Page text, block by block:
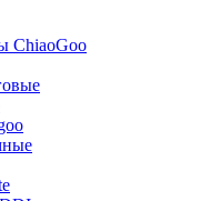
ChiaoGoo